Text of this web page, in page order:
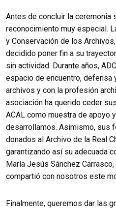
Antes de concluir la ceremonia
reconocimiento muy especial.
y Conservación de los
decidido poner fin a su
sin actividad. Durante años,
espacio de encuentro, defensa
archivos y con la profesión
asociación ha querido ceder
ACAL como muestra de apoyo
desarrollamos. Asimismo, sus
donados al Archivo de la Real
garantizando así su adecuada
María Jesús Sánchez
compartió con nosotros este
Finalmente, queremos dar las